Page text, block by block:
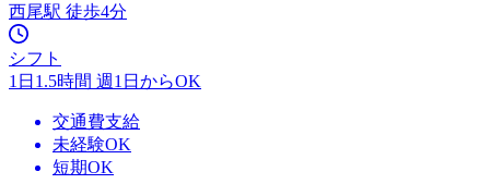
西尾駅 徒歩4分
シフト
1日1.5時間 週1日からOK
交通費支給
未経験OK
短期OK